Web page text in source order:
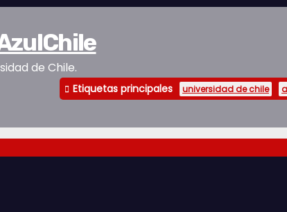
de Chile.
Etiquetas principales universidad de chile